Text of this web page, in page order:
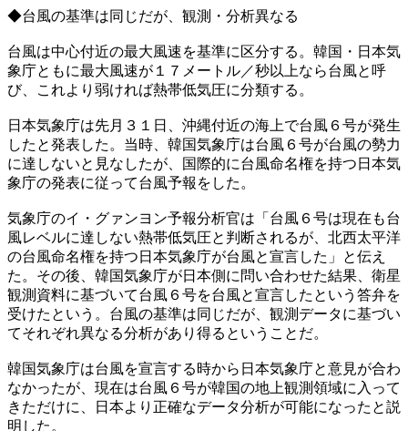
◆台風の基準は同じだが、観測・分析異なる
台風は中心付近の最大風速を基準に区分する。韓国・日本気
象庁ともに最大風速が１７メートル／秒以上なら台風と呼
び、これより弱ければ熱帯低気圧に分類する。
日本気象庁は先月３１日、沖縄付近の海上で台風６号が発生
したと発表した。当時、韓国気象庁は台風６号が台風の勢力
に達しないと見なしたが、国際的に台風命名権を持つ日本気
象庁の発表に従って台風予報をした。
気象庁のイ・グァンヨン予報分析官は「台風６号は現在も台
風レベルに達しない熱帯低気圧と判断されるが、北西太平洋
の台風命名権を持つ日本気象庁が台風と宣言した」と伝え
た。その後、韓国気象庁が日本側に問い合わせた結果、衛星
観測資料に基づいて台風６号を台風と宣言したという答弁を
受けたという。台風の基準は同じだが、観測データに基づい
てそれぞれ異なる分析があり得るということだ。
韓国気象庁は台風を宣言する時から日本気象庁と意見が合わ
なかったが、現在は台風６号が韓国の地上観測領域に入って
きただけに、日本より正確なデータ分析が可能になったと説
明した。